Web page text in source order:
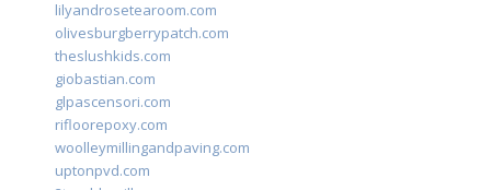
lilyandrosetearoom.com
olivesburgberrypatch.com
theslushkids.com
giobastian.com
glpascensori.com
rifloorepoxy.com
woolleymillingandpaving.com
uptonpvd.com